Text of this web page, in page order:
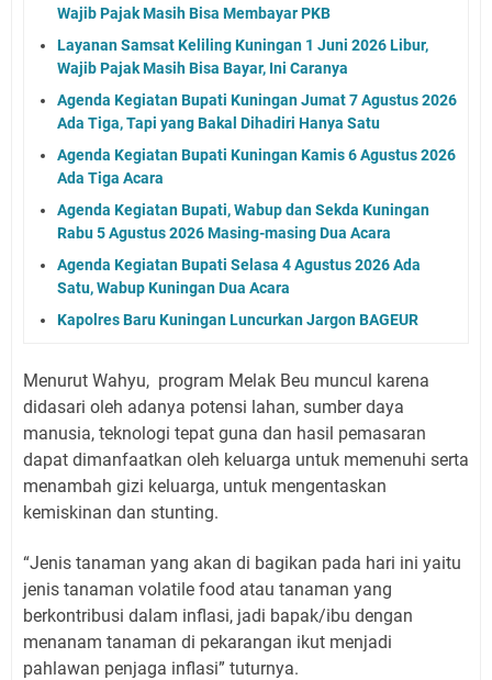
Wajib Pajak Masih Bisa Membayar PKB
Layanan Samsat Keliling Kuningan 1 Juni 2026 Libur,
Wajib Pajak Masih Bisa Bayar, Ini Caranya
Agenda Kegiatan Bupati Kuningan Jumat 7 Agustus 2026
Ada Tiga, Tapi yang Bakal Dihadiri Hanya Satu
Agenda Kegiatan Bupati Kuningan Kamis 6 Agustus 2026
Ada Tiga Acara
Agenda Kegiatan Bupati, Wabup dan Sekda Kuningan
Rabu 5 Agustus 2026 Masing-masing Dua Acara
Agenda Kegiatan Bupati Selasa 4 Agustus 2026 Ada
Satu, Wabup Kuningan Dua Acara
Kapolres Baru Kuningan Luncurkan Jargon BAGEUR
Menurut Wahyu, program Melak Beu muncul karena
didasari oleh adanya potensi lahan, sumber daya
manusia, teknologi tepat guna dan hasil pemasaran
dapat dimanfaatkan oleh keluarga untuk memenuhi serta
menambah gizi keluarga, untuk mengentaskan
kemiskinan dan stunting.
“Jenis tanaman yang akan di bagikan pada hari ini yaitu
jenis tanaman volatile food atau tanaman yang
berkontribusi dalam inflasi, jadi bapak/ibu dengan
menanam tanaman di pekarangan ikut menjadi
pahlawan penjaga inflasi” tuturnya.